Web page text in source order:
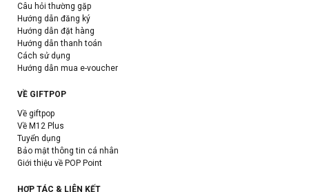
Câu hỏi thường gặp
Hướng dẫn đăng ký
Hướng dẫn đặt hàng
Hướng dẫn thanh toán
Cách sử dụng
Hướng dẫn mua e-voucher
VỀ GIFTPOP
Về giftpop
Về M12 Plus
Tuyển dụng
Bảo mật thông tin cá nhân
Giới thiệu về POP Point
HỢP TÁC & LIÊN KẾT